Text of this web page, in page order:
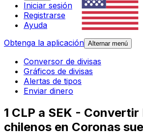
Iniciar sesión
Registrarse
Ayuda
Obtenga la aplicación Alternar menú
Conversor de divisas
Gráficos de divisas
Alertas de tipos
Enviar dinero
1 CLP a SEK - Convertir
chilenos en Coronas